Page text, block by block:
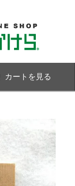
カートを見る